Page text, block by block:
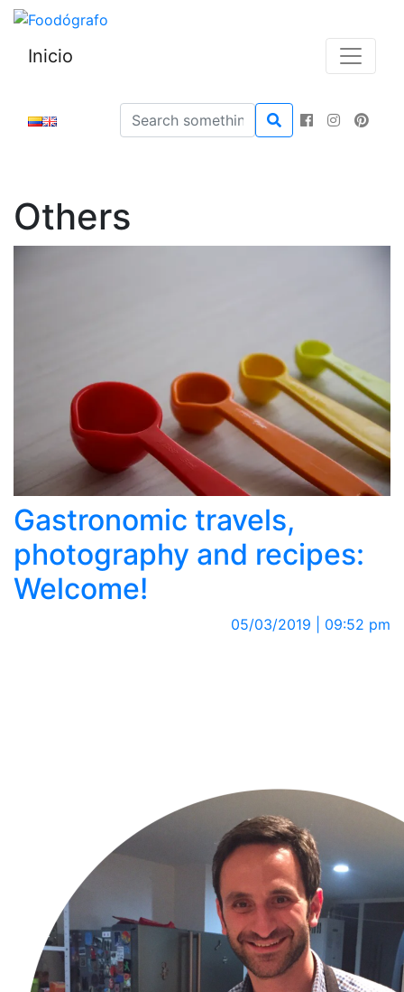
Inicio
Others
Gastronomic travels,
photography and recipes:
Welcome!
05/03/2019 | 09:52 pm